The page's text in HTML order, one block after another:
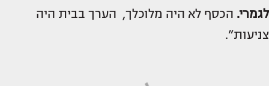
לגמרי. הכסף לא היה מלוכלך, הערך בבית היה
צניעות”.